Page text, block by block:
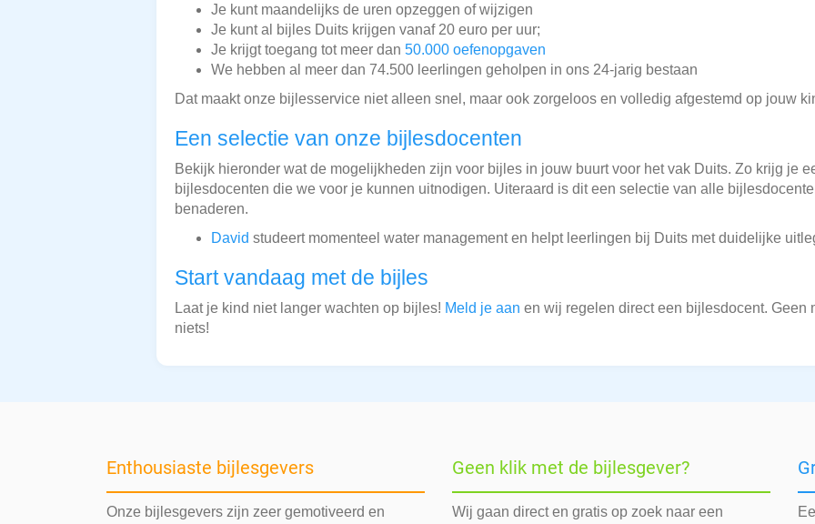
Je kunt maandelijks de uren opzeggen of wijzigen
Je kunt al bijles Duits krijgen vanaf 20 euro per uur;
Je krijgt toegang tot meer dan 50.000 oefenopgaven
We hebben al meer dan 74.500 leerlingen geholpen in ons 24-jarig bestaan
Dat maakt onze bijlesservice niet alleen snel, maar ook zorgeloos en volledig afgestemd op jouw
Een selectie van onze bijlesdocenten
Bekijk hieronder wat de mogelijkheden zijn voor bijles in jouw buurt voor het vak Duits. Zo krijg je
bijlesdocenten die we voor je kunnen uitnodigen. Uiteraard is dit een selectie van alle
benaderen.
David studeert momenteel water management en helpt leerlingen bij Duits met duidelijke
Start vandaag met de bijles
Laat je kind niet langer wachten op bijles! Meld je aan en wij regelen direct een bijlesdocent. Geen
niets!
Enthousiaste bijlesgevers
Onze bijlesgevers zijn zeer gemotiveerd en
Geen klik met de bijlesgever?
Wij gaan direct en gratis op zoek naar een